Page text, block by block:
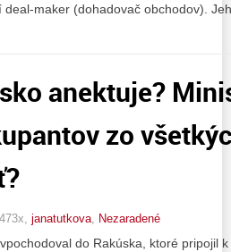
deal-maker (dohadovač obchodov).
anektuje?
zo
janatutkova Nezaradené
do Rakúska, ktoré pripojil